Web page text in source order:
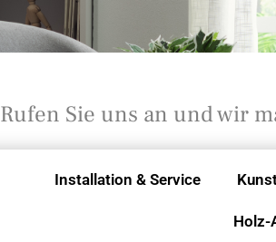
Rufen Sie uns an und wir
Installation & Service
Holz-